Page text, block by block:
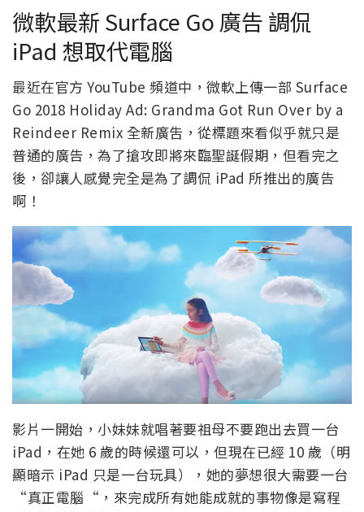
微軟最新 Surface Go 廣告 調侃
iPad 想取代電腦
最近在官方 YouTube 頻道中，微軟上傳一部 Surface
Go 2018 Holiday Ad: Grandma Got Run Over by a
Reindeer Remix 全新廣吿，從標題來看似乎就只是
普通的廣告，為了搶攻即將來臨聖誕假期，但看完之
後，卻讓人感覺完全是為了調侃 iPad 所推出的廣告
啊！
影片一開始，小妹妹就唱著要祖母不要跑出去買一台
iPad，在她 6 歲的時候還可以，但現在已經 10 歲（明
顯暗示 iPad 只是一台玩具），她的夢想很大需要一台
“真正電腦“，來完成所有她能成就的事物像是寫程